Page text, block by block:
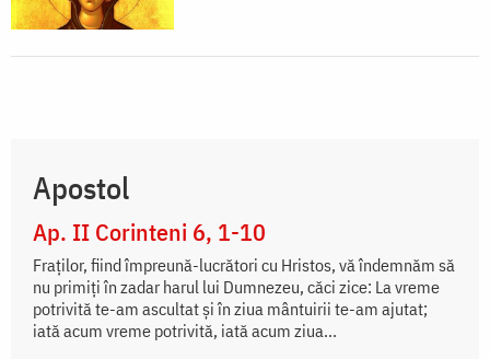
Apostol
Ap. II Corinteni 6, 1-10
Fraților, fiind împreună-lucrători cu Hristos, vă îndemnăm să
nu primiți în zadar harul lui Dumnezeu, căci zice: La vreme
potrivită te-am ascultat și în ziua mântuirii te-am ajutat;
iată acum vreme potrivită, iată acum ziua...